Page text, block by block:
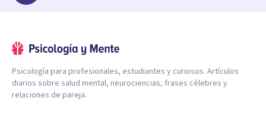
Psicología para profesionales, estudiantes y curiosos. Artículos
diarios sobre salud mental, neurociencias, frases célebres y
relaciones de pareja.